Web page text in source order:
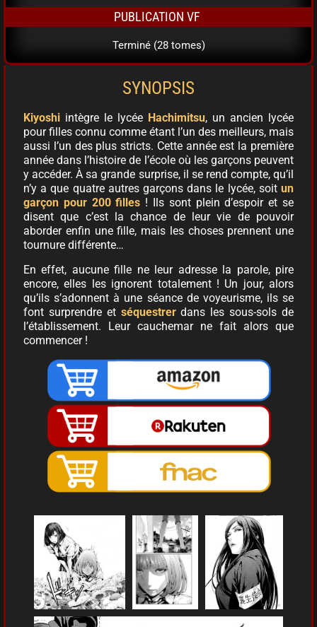
PUBLICATION VF
Terminé (28 tomes)
SYNOPSIS
Kiyoshi intègre le lycée Hachimitsu, un ancien lycée
pour filles connu comme étant l’un des meilleurs, mais
aussi l’un des plus stricts. Cette année est la première
année dans l’histoire de l’école où les garçons peuvent
y accéder. À sa grande surprise, il se rend compte, qu’il
n’y a que quatre autres garçons dans le lycée, soit un
garçon pour 200 filles ! Ils sont plein d’espoir et se
disent que c’est la chance de leur vie de pouvoir
aborder enfin une fille, mais les choses prennent une
tournure différente…
En effet, aucune fille ne leur adresse la parole, pire
encore, elles les ignorent totalement ! Un jour, alors
qu’ils s’adonnent à une séance de voyeurisme, ils se
font surprendre et séquestrer dans les sous-sols de
l’établissement. Leur cauchemar ne fait alors que
commencer !